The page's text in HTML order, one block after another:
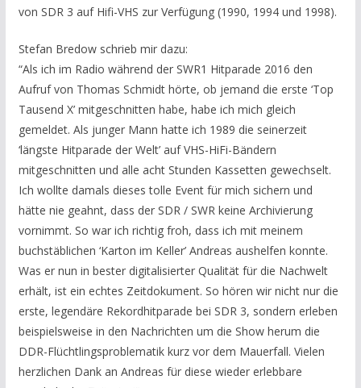
von SDR 3 auf Hifi-VHS zur Verfügung (1990, 1994 und 1998).
Stefan Bredow schrieb mir dazu:
“Als ich im Radio während der SWR1 Hitparade 2016 den
Aufruf von Thomas Schmidt hörte, ob jemand die erste ‘Top
Tausend X’ mitgeschnitten habe, habe ich mich gleich
gemeldet. Als junger Mann hatte ich 1989 die seinerzeit
‘längste Hitparade der Welt’ auf VHS-HiFi-Bändern
mitgeschnitten und alle acht Stunden Kassetten gewechselt.
Ich wollte damals dieses tolle Event für mich sichern und
hätte nie geahnt, dass der SDR / SWR keine Archivierung
vornimmt. So war ich richtig froh, dass ich mit meinem
buchstäblichen ‘Karton im Keller’ Andreas aushelfen konnte.
Was er nun in bester digitalisierter Qualität für die Nachwelt
erhält, ist ein echtes Zeitdokument. So hören wir nicht nur die
erste, legendäre Rekordhitparade bei SDR 3, sondern erleben
beispielsweise in den Nachrichten um die Show herum die
DDR-Flüchtlingsproblematik kurz vor dem Mauerfall. Vielen
herzlichen Dank an Andreas für diese wieder erlebbare